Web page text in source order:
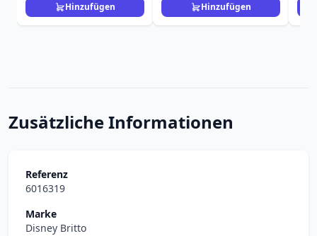
Hinzufügen
Hinzufügen
Zusätzliche Informationen
Referenz
6016319
Marke
Disney Britto